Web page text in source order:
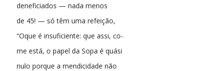
deneficiados — nada menos
de 45! — só têm uma refeição,
“Oque é insuficiente: que assi, co-
me está, o papel da Sopa é quási
nulo porque a mendicidade não